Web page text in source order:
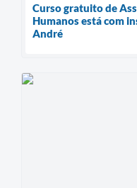
Curso gratuito de
Humanos está com
André